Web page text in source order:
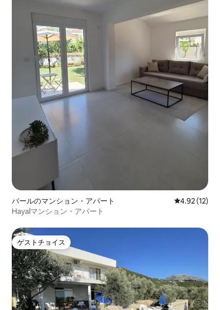
バールのマンション・アパート レビュー12
4.92 (12)
Hayalマンション・アパート
ゲストチョイス
ゲストチョイス